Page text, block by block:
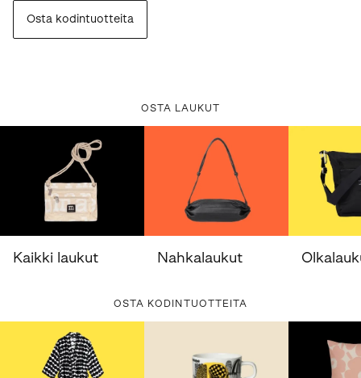
Osta kodintuotteita
OSTA LAUKUT
Kaikki laukut Nahkalaukut
OSTA KODINTUOTTEITA